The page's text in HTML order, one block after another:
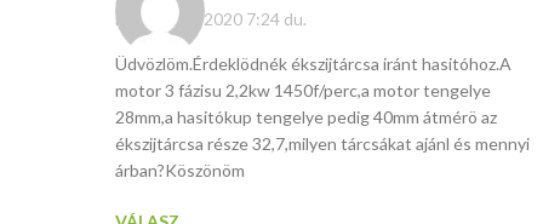
március 29, 2020 7:24 du.
Üdvözlöm.Érdeklödnék ékszijtárcsa iránt hasitóhoz.A
motor 3 fázisu 2,2kw 1450f/perc,a motor tengelye
28mm,a hasitókup tengelye pedig 40mm átmérö az
ékszijtárcsa része 32,7,milyen tárcsákat ajánl és mennyi
árban?Köszönöm